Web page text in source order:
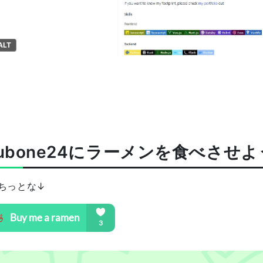
にラーメンを食べさせよ
っとな↓